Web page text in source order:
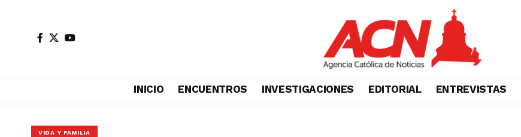
INICIO ENCUENTROS INVESTIGACIONES EDITORIAL ENTREVISTAS
VIDA Y FAMILIA